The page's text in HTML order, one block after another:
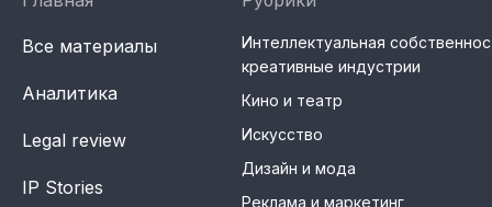
Artists / Художники.РФ
Все материалы
Аналитика
Legal review
IP Stories
Интеллектуальная
креативные индустрии
Кино и театр
Искусство
Дизайн и мода
Реклама и маркетинг